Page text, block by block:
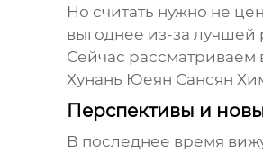
Но считать нужно не
выгоднее из-за лучшей
Сейчас рассматриваем
Хунань Юеян Сансян
Перспективы и
В последнее время